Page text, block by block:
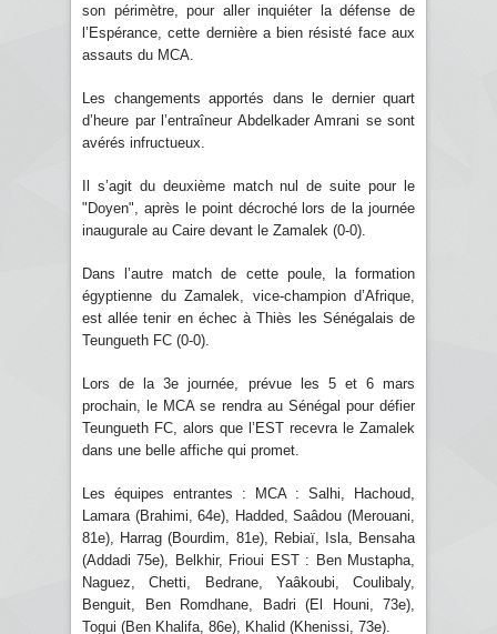
son périmètre, pour aller inquiéter la défense de
l’Espérance, cette dernière a bien résisté face aux
assauts du MCA.
Les changements apportés dans le dernier quart
d’heure par l’entraîneur Abdelkader Amrani se sont
avérés infructueux.
Il s’agit du deuxième match nul de suite pour le
"Doyen", après le point décroché lors de la journée
inaugurale au Caire devant le Zamalek (0-0).
Dans l’autre match de cette poule, la formation
égyptienne du Zamalek, vice-champion d’Afrique,
est allée tenir en échec à Thiès les Sénégalais de
Teungueth FC (0-0).
Lors de la 3e journée, prévue les 5 et 6 mars
prochain, le MCA se rendra au Sénégal pour défier
Teungueth FC, alors que l’EST recevra le Zamalek
dans une belle affiche qui promet.
Les équipes entrantes : MCA : Salhi, Hachoud,
Lamara (Brahimi, 64e), Hadded, Saâdou (Merouani,
81e), Harrag (Bourdim, 81e), Rebiaï, Isla, Bensaha
(Addadi 75e), Belkhir, Frioui EST : Ben Mustapha,
Naguez, Chetti, Bedrane, Yaâkoubi, Coulibaly,
Benguit, Ben Romdhane, Badri (El Houni, 73e),
Togui (Ben Khalifa, 86e), Khalid (Khenissi, 73e).